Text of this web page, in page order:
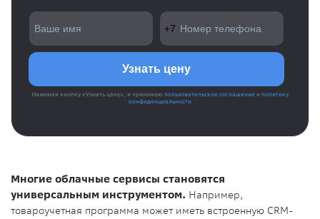
Нажимая кнопку «Узнать цену», я принимаю пользовательское соглашение и политику
конфиденциальности
Многие облачные сервисы становятся
универсальным инструментом. Например,
товароучетная программа может иметь встроенную CRM-